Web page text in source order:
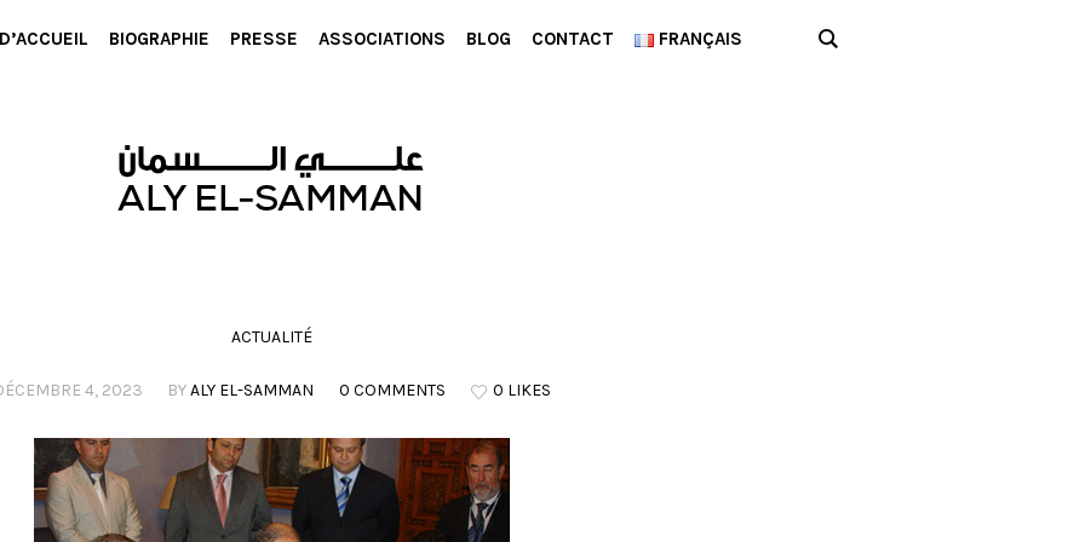
BIOGRAPHIE PRESSE ASSOCIATIONS BLOG CONTACT FRANÇAIS
ACTUALITÉ
4, 2023 BYALY EL-SAMMAN 0 COMMENTS 0 LIKES